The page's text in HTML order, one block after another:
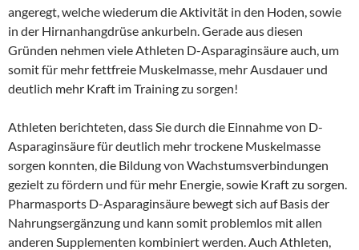
angeregt, welche wiederum die Aktivität in den Hoden, sowie
in der Hirnanhangdrüse ankurbeln. Gerade aus diesen
Gründen nehmen viele Athleten D-Asparaginsäure auch, um
somit für mehr fettfreie Muskelmasse, mehr Ausdauer und
deutlich mehr Kraft im Training zu sorgen!
Athleten berichteten, dass Sie durch die Einnahme von D-
Asparaginsäure für deutlich mehr trockene Muskelmasse
sorgen konnten, die Bildung von Wachstumsverbindungen
gezielt zu fördern und für mehr Energie, sowie Kraft zu sorgen.
Pharmasports D-Asparaginsäure bewegt sich auf Basis der
Nahrungsergänzung und kann somit problemlos mit allen
anderen Supplementen kombiniert werden. Auch Athleten,